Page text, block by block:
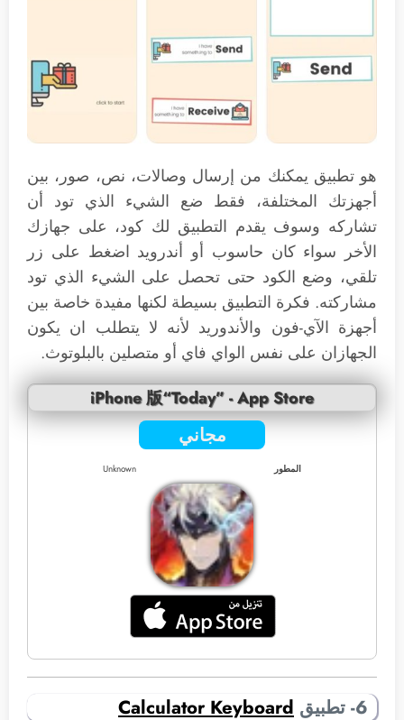
هو تطبيق يمكنك من إرسال وصالات، نص، صور، بين
أجهزتك المختلفة، فقط ضع الشيء الذي تود أن
تشاركه وسوف يقدم التطبيق لك كود، على جهازك
الأخر سواء كان حاسوب أو أندرويد اضغط على زر
تلقي، وضع الكود حتى تحصل على الشيء الذي تود
مشاركته. فكرة التطبيق بسيطة لكنها مفيدة خاصة بين
أجهزة الآي-فون والأندوريد لأنه لا يتطلب ان يكون
الجهازان على نفس الواي فاي أو متصلين بالبلوتوث.
iPhone 版“Today” - App Store
مجاني
المطور Unknown
6- تطبيق Calculator Keyboard